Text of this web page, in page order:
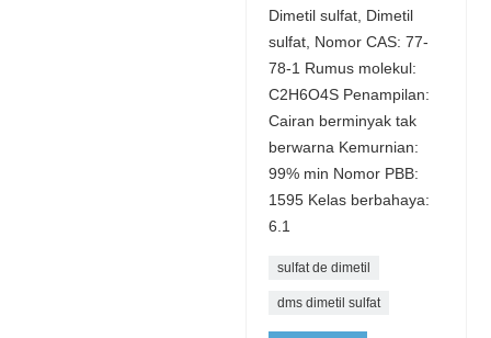
Dimetil sulfat, Dimetil
sulfat, Nomor CAS: 77-
78-1 Rumus molekul:
C2H6O4S Penampilan:
Cairan berminyak tak
berwarna Kemurnian:
99% min Nomor PBB:
1595 Kelas berbahaya:
6.1
sulfat de dimetil
dms dimetil sulfat